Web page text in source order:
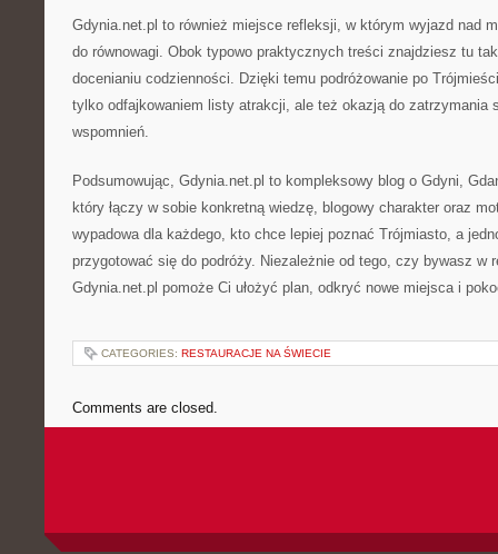
Gdynia.net.pl to również miejsce refleksji, w którym wyjazd nad
do równowagi. Obok typowo praktycznych treści znajdziesz tu
docenianiu codzienności. Dzięki temu podróżowanie po
tylko odfajkowaniem listy atrakcji, ale też okazją do zatrzymania
wspomnień.
Podsumowując, Gdynia.net.pl to kompleksowy blog o Gdyni,
który łączy w sobie konkretną wiedzę, blogowy charakter oraz
wypadowa dla każdego, kto chce lepiej poznać Trójmiasto, a
przygotować się do podróży. Niezależnie od tego, czy bywasz w
Gdynia.net.pl pomoże Ci ułożyć plan, odkryć nowe miejsca i
CATEGORIES: RESTAURACJE NA ŚWIECIE
Comments are closed.